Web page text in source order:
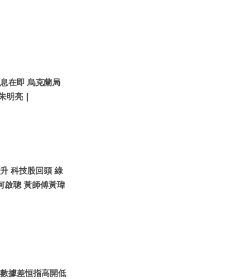
在即 烏克蘭局
明亮｜
科技股回頭 綠
啟聰 黃師傅黃瑋
據差恒指高開低